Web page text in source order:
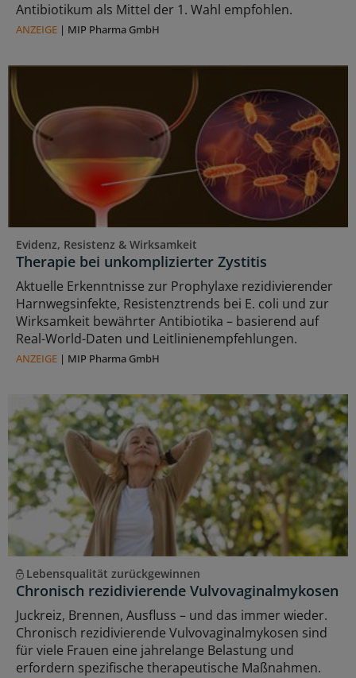
Antibiotikum als Mittel der 1. Wahl empfohlen.
ANZEIGE | MIP Pharma GmbH
Evidenz, Resistenz & Wirksamkeit
Therapie bei unkomplizierter Zystitis
Aktuelle Erkenntnisse zur Prophylaxe rezidivierender
Harnwegsinfekte, Resistenztrends bei E. coli und zur
Wirksamkeit bewährter Antibiotika – basierend auf
Real-World-Daten und Leitlinienempfehlungen.
ANZEIGE | MIP Pharma GmbH
Lebensqualität zurückgewinnen
Chronisch rezidivierende Vulvovaginalmykosen
Juckreiz, Brennen, Ausfluss – und das immer wieder.
Chronisch rezidivierende Vulvovaginalmykosen sind
für viele Frauen eine jahrelange Belastung und
erfordern spezifische therapeutische Maßnahmen.